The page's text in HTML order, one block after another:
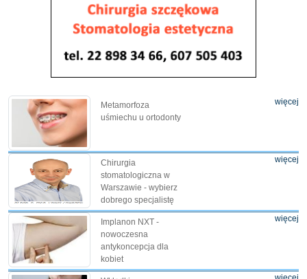
Metamorfoza
uśmiechu u ortodonty
więcej
Chirurgia
stomatologiczna w
Warszawie - wybierz
dobrego specjalistę
więcej
Implanon NXT -
nowoczesna
antykoncepcja dla
kobiet
więcej